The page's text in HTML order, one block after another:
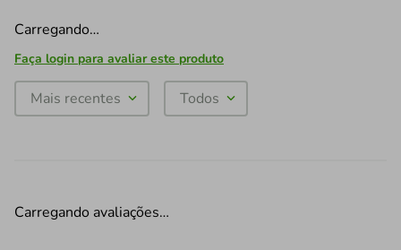
Carregando…
Faça login para avaliar este produto
Mais recentes Todos
Carregando avaliações…